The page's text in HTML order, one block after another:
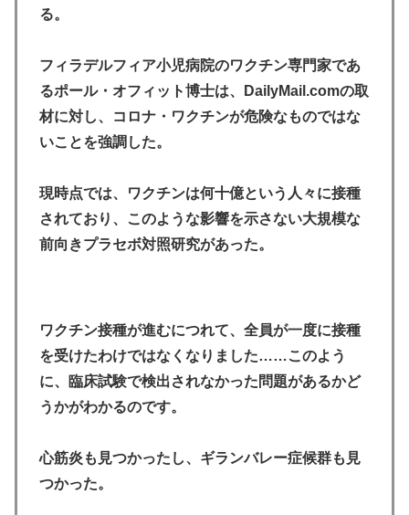
る。
フィラデルフィア小児病院のワクチン専門家であ
るポール・オフィット博士は、DailyMail.comの取
材に対し、コロナ・ワクチンが危険なものではな
いことを強調した。
現時点では、ワクチンは何十億という人々に接種
されており、このような影響を示さない大規模な
前向きプラセボ対照研究があった。
ワクチン接種が進むにつれて、全員が一度に接種
を受けたわけではなくなりました……このよう
に、臨床試験で検出されなかった問題があるかど
うかがわかるのです。
心筋炎も見つかったし、ギランバレー症候群も見
つかった。